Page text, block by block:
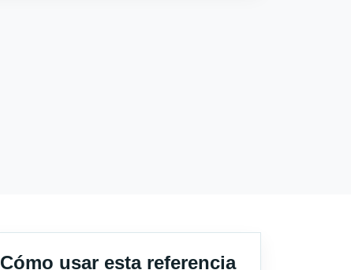
Cómo usar esta referencia